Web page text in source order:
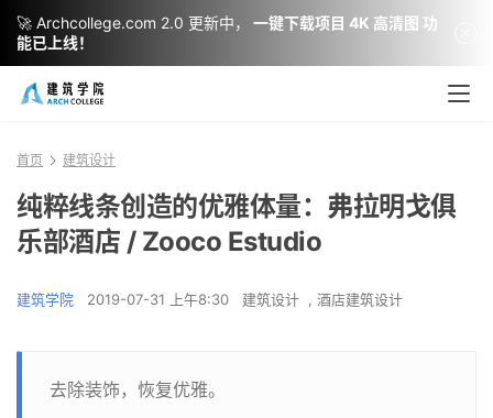
首页 建筑设计
纯粹线条创造的优雅体量：弗拉明戈俱
乐部酒店 / Zooco Estudio
建筑学院 2019-07-31 上午8:30 建筑设计 , 酒店建筑设计
去除装饰，恢复优雅。
🚀 Archcollege.com 2.0 更新中，
一键下载项目 4K 高清图 功
能已上线！